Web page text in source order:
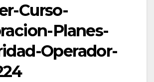
Curso-
Planes-
Operador-